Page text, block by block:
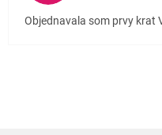
Objednavala som prvy krat